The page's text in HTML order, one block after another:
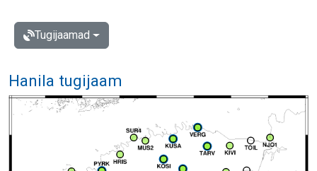
Tugijaamad
Hanila tugijaam